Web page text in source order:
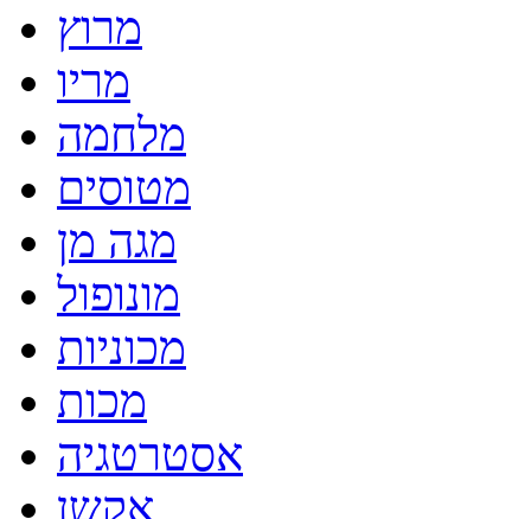
מרוץ
מריו
מלחמה
מטוסים
מגה מן
מונופול
מכוניות
מכות
אסטרטגיה
אקשן